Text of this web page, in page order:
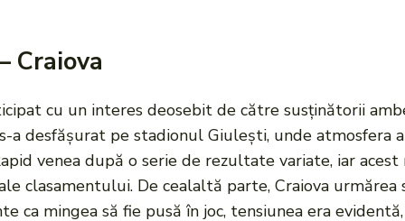
Craiova
cu un interes deosebit de către susținătorii
a desfășurat pe stadionul Giulești, unde
venea după o serie de rezultate variate, iar
clasamentului. De cealaltă parte, Craiova urmărea
ca mingea să fie pusă în joc, tensiunea era